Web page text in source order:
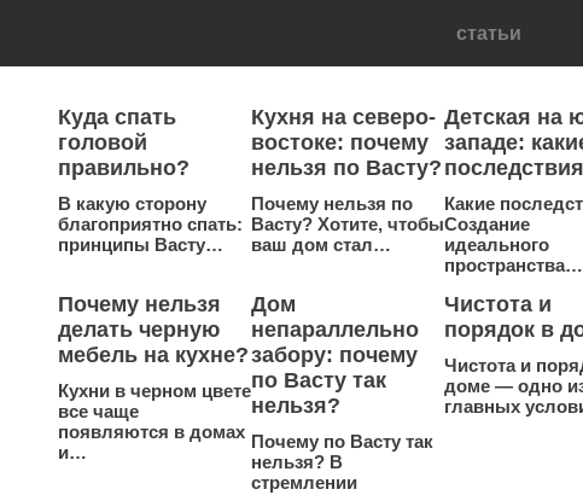
статьи
Куда спать
головой
правильно?
В какую сторону
благоприятно спать:
принципы Васту…
Кухня на северо-
востоке: почему
нельзя по Васту?
Почему нельзя по
Васту? Хотите, чтобы
ваш дом стал…
Детская на
западе:
Какие
Создание
идеального
пространства…
Почему нельзя
делать черную
мебель на кухне?
Кухни в черном цвете
все чаще
появляются в домах
и…
Дом
непараллельно
забору: почему
по Васту так
нельзя?
Почему по Васту так
нельзя? В
стремлении
Чистота и
порядок в
Чистота и
доме — одно
главных